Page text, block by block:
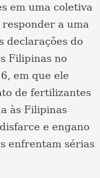
em uma coletiva
a uma
declarações do
Filipinas no
em que ele
de fertilizantes
às Filipinas
e engano
enfrentam sérias